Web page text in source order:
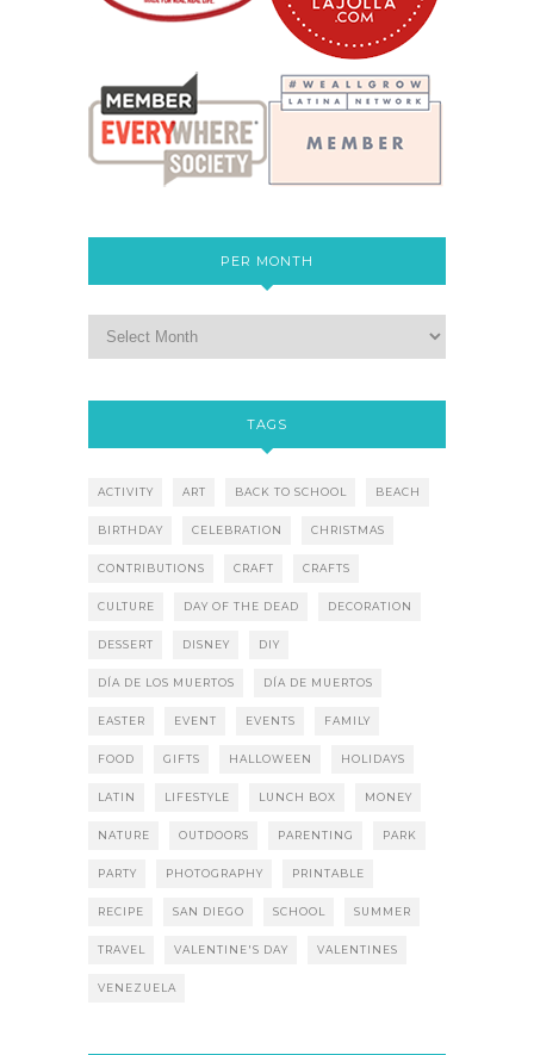
PER MONTH
TAGS
ACTIVITY ART BACK TO SCHOOL BEACH
BIRTHDAY CELEBRATION CHRISTMAS
CONTRIBUTIONS CRAFT CRAFTS
CULTURE DAY OF THE DEAD DECORATION
DESSERT DISNEY DIY
DÍA DE LOS MUERTOS DÍA DE MUERTOS
EASTER EVENT EVENTS FAMILY
FOOD GIFTS HALLOWEEN HOLIDAYS
LATIN LIFESTYLE LUNCH BOX MONEY
NATURE OUTDOORS PARENTING PARK
PARTY PHOTOGRAPHY PRINTABLE
RECIPE SAN DIEGO SCHOOL SUMMER
TRAVEL VALENTINE'S DAY VALENTINES
VENEZUELA